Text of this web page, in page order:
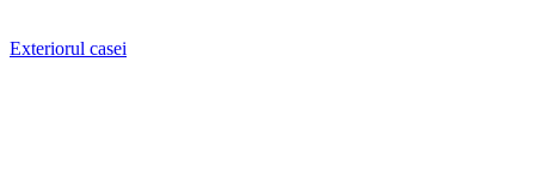
Exteriorul casei